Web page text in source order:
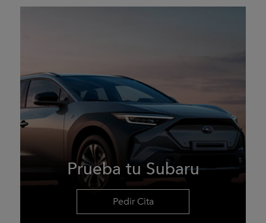
Prueba tu Subaru
Pedir Cita